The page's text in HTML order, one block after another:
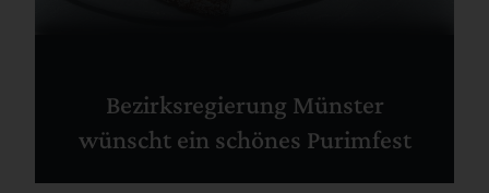
Bezirksregierung Münster
wünscht ein schönes Purimfest